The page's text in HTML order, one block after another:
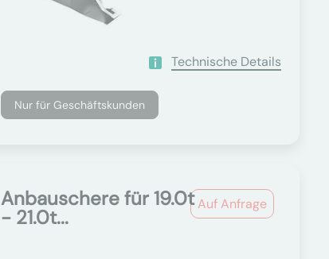
Technische Details
Nur für Geschäftskunden
Auf Anfrage
Anbauschere für 19.0t
- 21.0t...